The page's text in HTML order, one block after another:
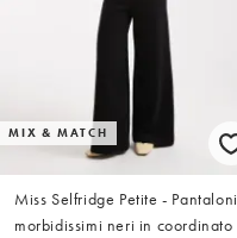
MIX & MATCH
Miss Selfridge Petite - Pantaloni
morbidissimi neri in coordinato